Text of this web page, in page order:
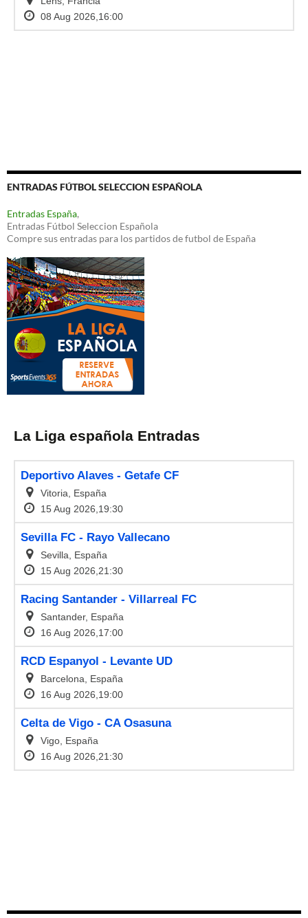
ENTRADAS FÚTBOL SELECCION ESPAÑOLA
Entradas España,
Entradas Fútbol Seleccion Española
Compre sus entradas para los partidos de futbol de España